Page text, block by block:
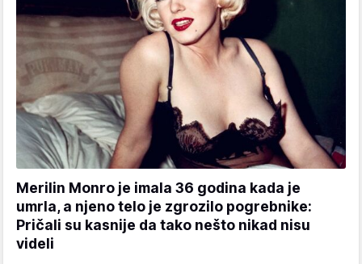
Merilin Monro je imala 36 godina kada je
umrla, a njeno telo je zgrozilo pogrebnike:
Pričali su kasnije da tako nešto nikad nisu
videli